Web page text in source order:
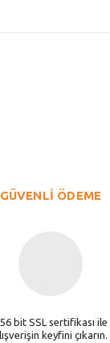
GÜVENLİ ÖDEME
bit SSL sertifikası ile
keyfini çıkarın.